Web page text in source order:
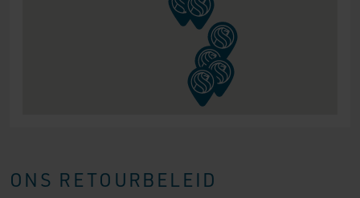
ONS RETOURBELEID